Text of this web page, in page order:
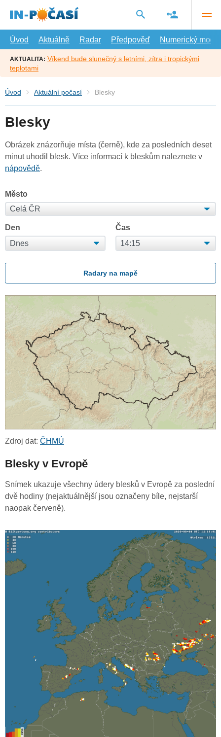
hlavní
Úvod
Aktuálně Radar Předpověď Numerický model
AKTUALITA: Víkend bude slunečný s letními, zítra i tropickými
teplotami
Úvod Aktuální počasí Blesky
Blesky
Obrázek znázorňuje místa (černě), kde za posledních deset
minut uhodil blesk. Více informací k bleskům naleznete v
nápovědě.
Město
Den Čas
Radary na mapě
Zdroj dat: ČHMÚ
Blesky v Evropě
Snímek ukazuje všechny údery blesků v Evropě za poslední
dvě hodiny (nejaktuálnější jsou označeny bíle, nejstarší
naopak červeně).